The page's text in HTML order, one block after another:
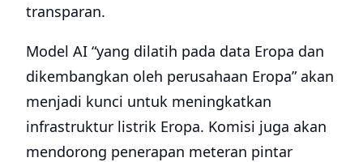
transparan.
Model AI “yang dilatih pada data Eropa dan
dikembangkan oleh perusahaan Eropa” akan
menjadi kunci untuk meningkatkan
infrastruktur listrik Eropa. Komisi juga akan
mendorong penerapan meteran pintar